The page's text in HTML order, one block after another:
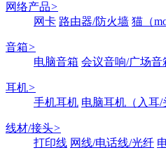
网络产品>
网卡 路由器/防火墙 猫（
音箱>
电脑音箱 会议音响/广场音
耳机>
手机耳机 电脑耳机（入耳/
线材/接头>
打印线 网线/电话线/光纤